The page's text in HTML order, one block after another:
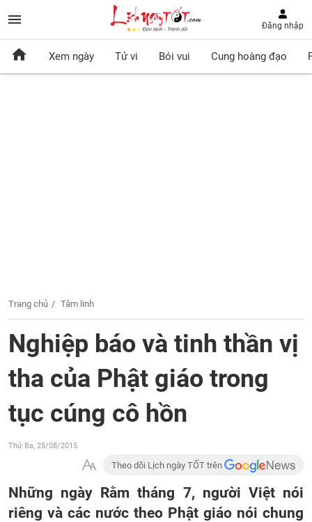
Đăng nhập
Xem ngày Tử vi Bói vui Cung hoàng đạo
Trang chủ Tâm linh
Nghiệp báo và tinh thần vị
tha của Phật giáo trong
tục cúng cô hồn
Thứ Ba, 25/08/2015
Theo dõi Lịch ngày TỐT trên
Những ngày Rằm tháng 7, người Việt nói
riêng và các nước theo Phật giáo nói chung